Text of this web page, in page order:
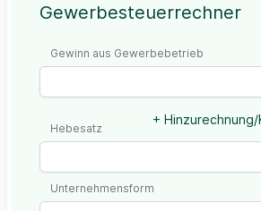
Gewerbesteuerrechner
Gewinn aus Gewerbebetrieb
+
Hebesatz
Unternehmensform